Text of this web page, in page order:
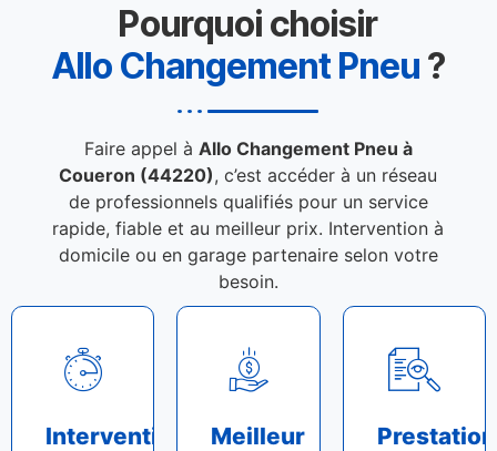
Pourquoi choisir
Allo Changement Pneu ?
Faire appel à Allo Changement Pneu à
Coueron (44220), c’est accéder à un réseau
de professionnels qualifiés pour un service
rapide, fiable et au meilleur prix. Intervention à
domicile ou en garage partenaire selon votre
besoin.
Intervention
Meilleur
Prestation